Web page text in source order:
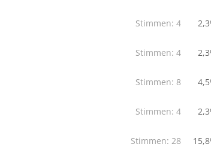
Stimmen: 4
Stimmen: 4
Stimmen: 8
Stimmen: 4
Stimmen: 28